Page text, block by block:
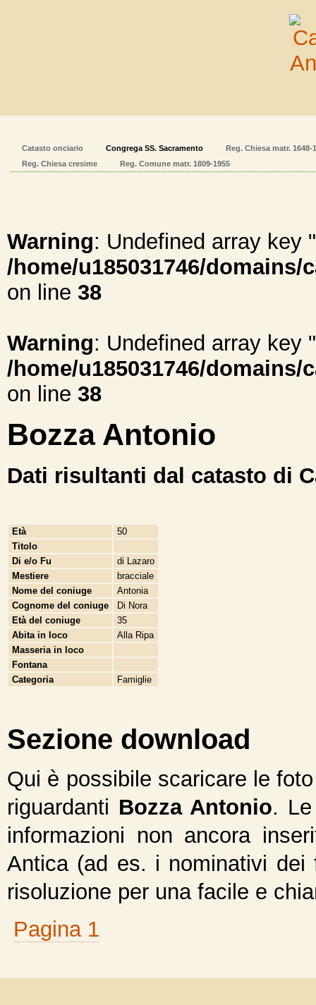
Catasto onciario Congrega SS. Sacramento
Reg. Chiesa matr. 1648-
Reg. Chiesa cresime
Reg. Comune matr. 1809-1955
Warning: Undefined array key
/home/u185031746/
on line 38
Warning: Undefined array key
/home/u185031746/
on line 38
Bozza Antonio
Dati risultanti dal catasto di
Età
50
Titolo
Di e/o Fu
di Lazaro
Mestiere
bracciale
Nome del coniuge
Antonia
Cognome del coniuge
Di Nora
Età del coniuge
35
Abita in loco
Alla Ripa
Masseria in loco
Fontana
Categoria
Famiglie
Sezione download
Qui è possibile scaricare le
riguardanti Bozza Antonio.
informazioni non ancora
Antica (ad es. i nominativi
risoluzione per una facile e
Pagina 1